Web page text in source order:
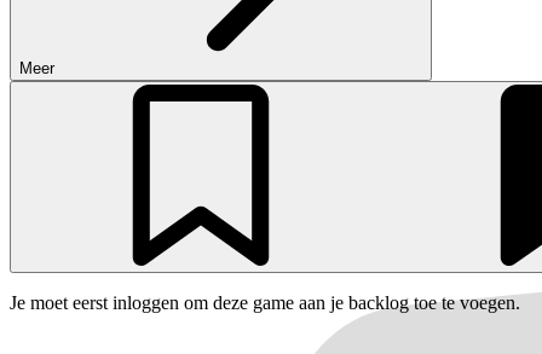
Meer
Je moet eerst inloggen om deze game aan je backlog toe te voegen.